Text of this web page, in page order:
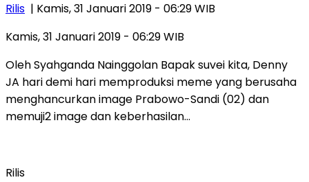
Rilis | Kamis, 31 Januari 2019 - 06:29 WIB
Kamis, 31 Januari 2019 - 06:29 WIB
Oleh Syahganda Nainggolan Bapak suvei kita, Denny
JA hari demi hari memproduksi meme yang berusaha
menghancurkan image Prabowo-Sandi (02) dan
memuji2 image dan keberhasilan…
Rilis